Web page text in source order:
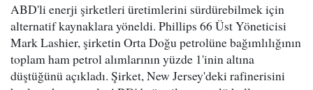
ABD'li enerji şirketleri üretimlerini sürdürebilmek için
alternatif kaynaklara yöneldi. Phillips 66 Üst Yöneticisi
Mark Lashier, şirketin Orta Doğu petrolüne bağımlılığının
toplam ham petrol alımlarının yüzde 1'inin altına
düştüğünü açıkladı. Şirket, New Jersey'deki rafinerisini